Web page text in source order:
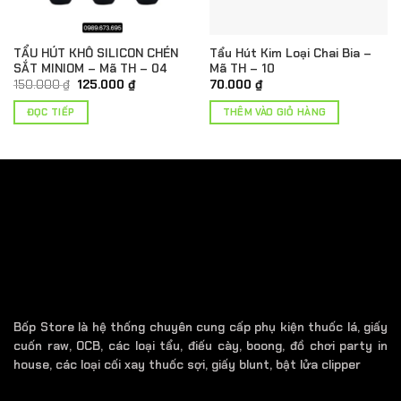
TẨU HÚT KHÔ SILICON CHÉN
SẮT MINIOM – Mã TH – 04
150.000₫ Giá
là:
125.000 ₫Giá
hiện
ĐỌC TIẾP
Tẩu Hút Kim Loại Chai Bia –
Mã TH – 10
70.000 ₫
THÊM VÀO GIỎ HÀNG
Bốp Store là hệ thống chuyên cung cấp phụ kiện thuốc lá, giấy
cuốn raw, OCB, các loại tẩu, điếu cày, boong, đồ chơi party in
house, các loại cối xay thuốc sợi, giấy blunt, bật lửa clipper